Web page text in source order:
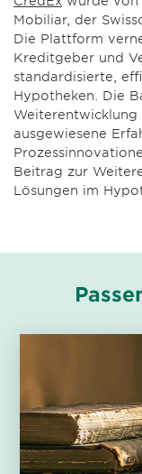
Mobiliar, der
Die Plattform
Kreditgeber und
standardisierte,
Hypotheken. Die
ausgewiesene
Beitrag zur
Lösungen im